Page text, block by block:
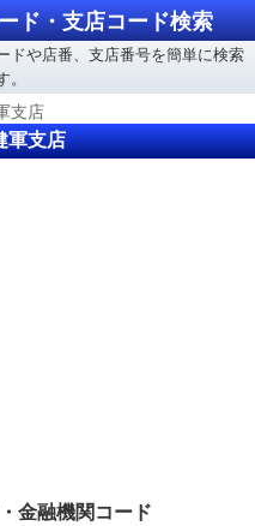
ド・支店コード検索
ドや店番、支店番号を簡単に検索
。
支店
軍支店
金融機関コード